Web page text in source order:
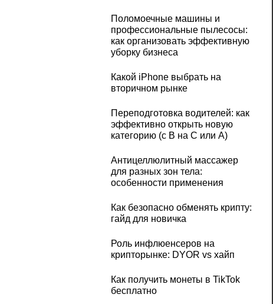
Поломоечные машины и
профессиональные пылесосы:
как организовать эффективную
уборку бизнеса
Какой iPhone выбрать на
вторичном рынке
Переподготовка водителей: как
эффективно открыть новую
категорию (с B на C или А)
Антицеллюлитный массажер
для разных зон тела:
особенности применения
Как безопасно обменять крипту:
гайд для новичка
Роль инфлюенсеров на
крипторынке: DYOR vs хайп
Как получить монеты в TikTok
бесплатно